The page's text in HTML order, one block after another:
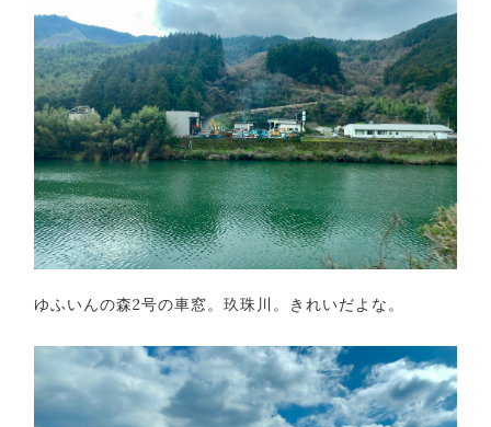
ゆふいんの森2号の車窓。玖珠川。きれいだよな。